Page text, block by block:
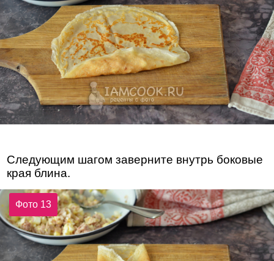
Следующим шагом заверните внутрь боковые
края блина.
Фото 13